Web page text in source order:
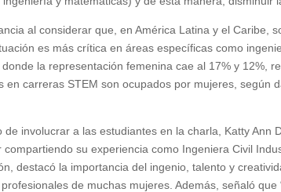
al considerar que, en América Latina y el Caribe,
es más crítica en áreas específicas como
la representación femenina cae al 17% y 12%,
en carreras STEM son ocupados por mujeres, según
involucrar a las estudiantes en la charla, Katty Ann
compartiendo su experiencia como Ingeniera Civil
destacó la importancia del ingenio, talento y
de muchas mujeres. Además, señaló que